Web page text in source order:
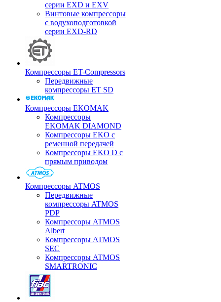
серии EXD и EXV
Винтовые компрессоры
с водухоподготовкой
серии EXD-RD
Компрессоры ET-Compressors
Передвижные
компрессоры ET SD
Компрессоры EKOMAK
Компрессоры
EKOMAK DIAMOND
Компрессоры EKO c
ременной передачей
Компрессоры EKO D с
прямым приводом
Компрессоры ATMOS
Передвижные
компрессоры ATMOS
PDP
Компрессоры ATMOS
Albert
Компрессоры ATMOS
SEC
Компрессоры ATMOS
SMARTRONIC